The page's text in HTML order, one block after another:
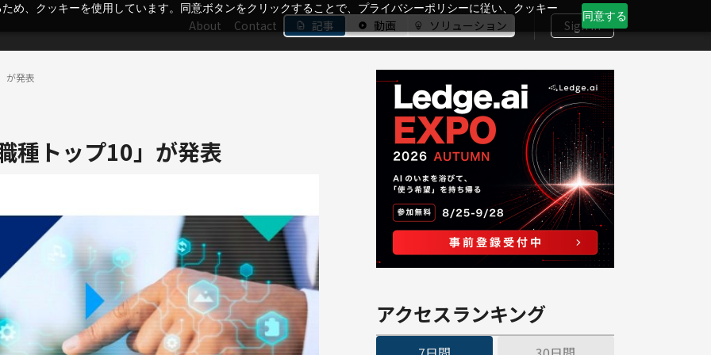
め、クッキーを使用しています。同意ボタンをクリックすることで、プライバシーポリシーに従い、クッキー
同意する
About Contact 記事 動画 ソリューション Sign In
が発表
種トップ10」が発表
アクセスランキング